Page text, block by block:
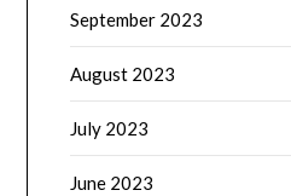
September 2023
August 2023
July 2023
June 2023